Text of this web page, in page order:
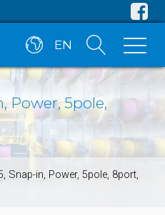
EN
Power, 5pole,
Snap-in, Power, 5pole, 8port,